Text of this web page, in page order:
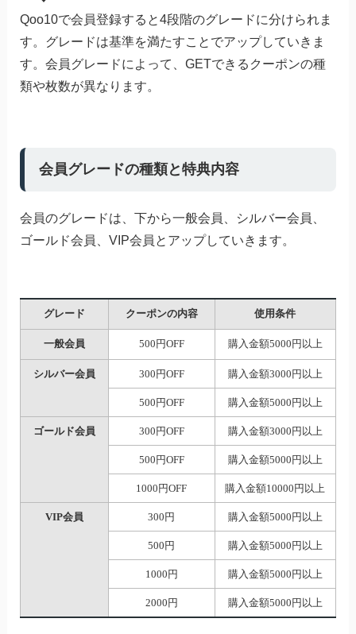
Qoo10で会員登録すると4段階のグレードに分けられま
す。グレードは基準を満たすことでアップしていきま
す。会員グレードによって、GETできるクーポンの種
類や枚数が異なります。
会員グレードの種類と特典内容
会員のグレードは、下から一般会員、シルバー会員、
ゴールド会員、VIP会員とアップしていきます。
グレード クーポンの内容 使用条件
一般会員 500円OFF 購入金額5000円以上
シルバー会員 300円OFF 購入金額3000円以上
500円OFF 購入金額5000円以上
ゴールド会員 300円OFF 購入金額3000円以上
500円OFF 購入金額5000円以上
1000円OFF 購入金額10000円以上
VIP会員 300円 購入金額5000円以上
500円 購入金額5000円以上
1000円 購入金額5000円以上
2000円 購入金額5000円以上